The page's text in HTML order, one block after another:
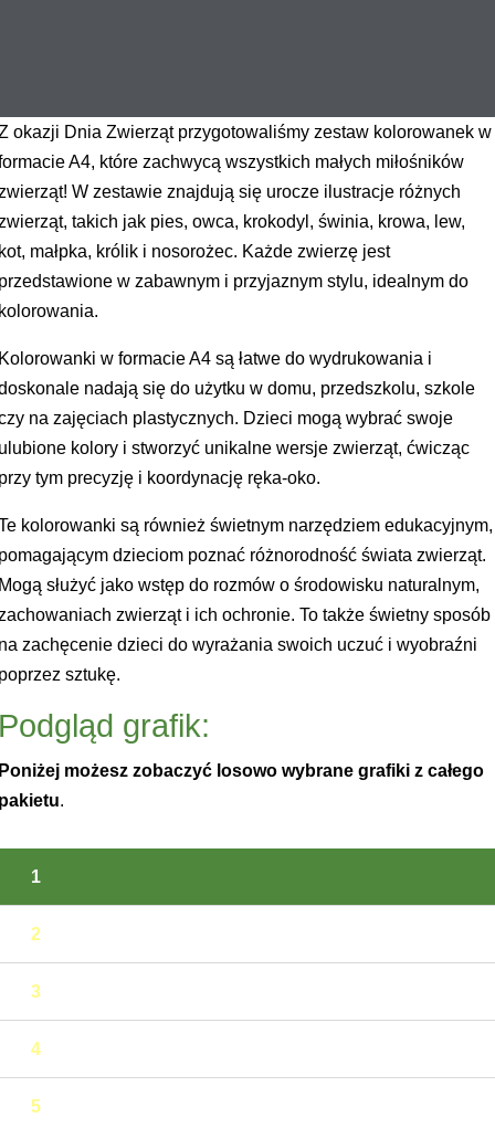
okazji Dnia Zwierząt przygotowaliśmy zestaw kolorowanek w
A4, które zachwycą wszystkich małych miłośników
W zestawie znajdują się urocze ilustracje różnych
takich jak pies, owca, krokodyl, świnia, krowa, lew,
małpka, królik i nosorożec. Każde zwierzę jest
w zabawnym i przyjaznym stylu, idealnym do
w formacie A4 są łatwe do wydrukowania i
nadają się do użytku w domu, przedszkolu, szkole
na zajęciach plastycznych. Dzieci mogą wybrać swoje
kolory i stworzyć unikalne wersje zwierząt, ćwicząc
tym precyzję i koordynację ręka-oko.
kolorowanki są również świetnym narzędziem edukacyjnym,
dzieciom poznać różnorodność świata zwierząt.
służyć jako wstęp do rozmów o środowisku naturalnym,
zwierząt i ich ochronie. To także świetny sposób
zachęcenie dzieci do wyrażania swoich uczuć i wyobraźni
sztukę.
grafik:
możesz zobaczyć losowo wybrane grafiki z całego
.
1
2
3
4
5